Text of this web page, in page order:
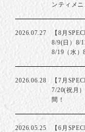
ンティメ
2026.07.27
【8月
8/9(日）8/
8/19（水）
2026.06.28
【7月
7/20(祝月
間！
2026.05.25
【6月